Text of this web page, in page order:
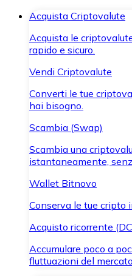
Acquista Criptovalute
Acquista le
rapido e sicuro.
Vendi Criptovalute
Converti le tue
hai bisogno.
Scambia (Swap)
Scambia una
istantaneamente,
Wallet Bitnovo
Conserva le tue cripto
Acquisto ricorrente
Accumulare poco a
fluttuazioni del